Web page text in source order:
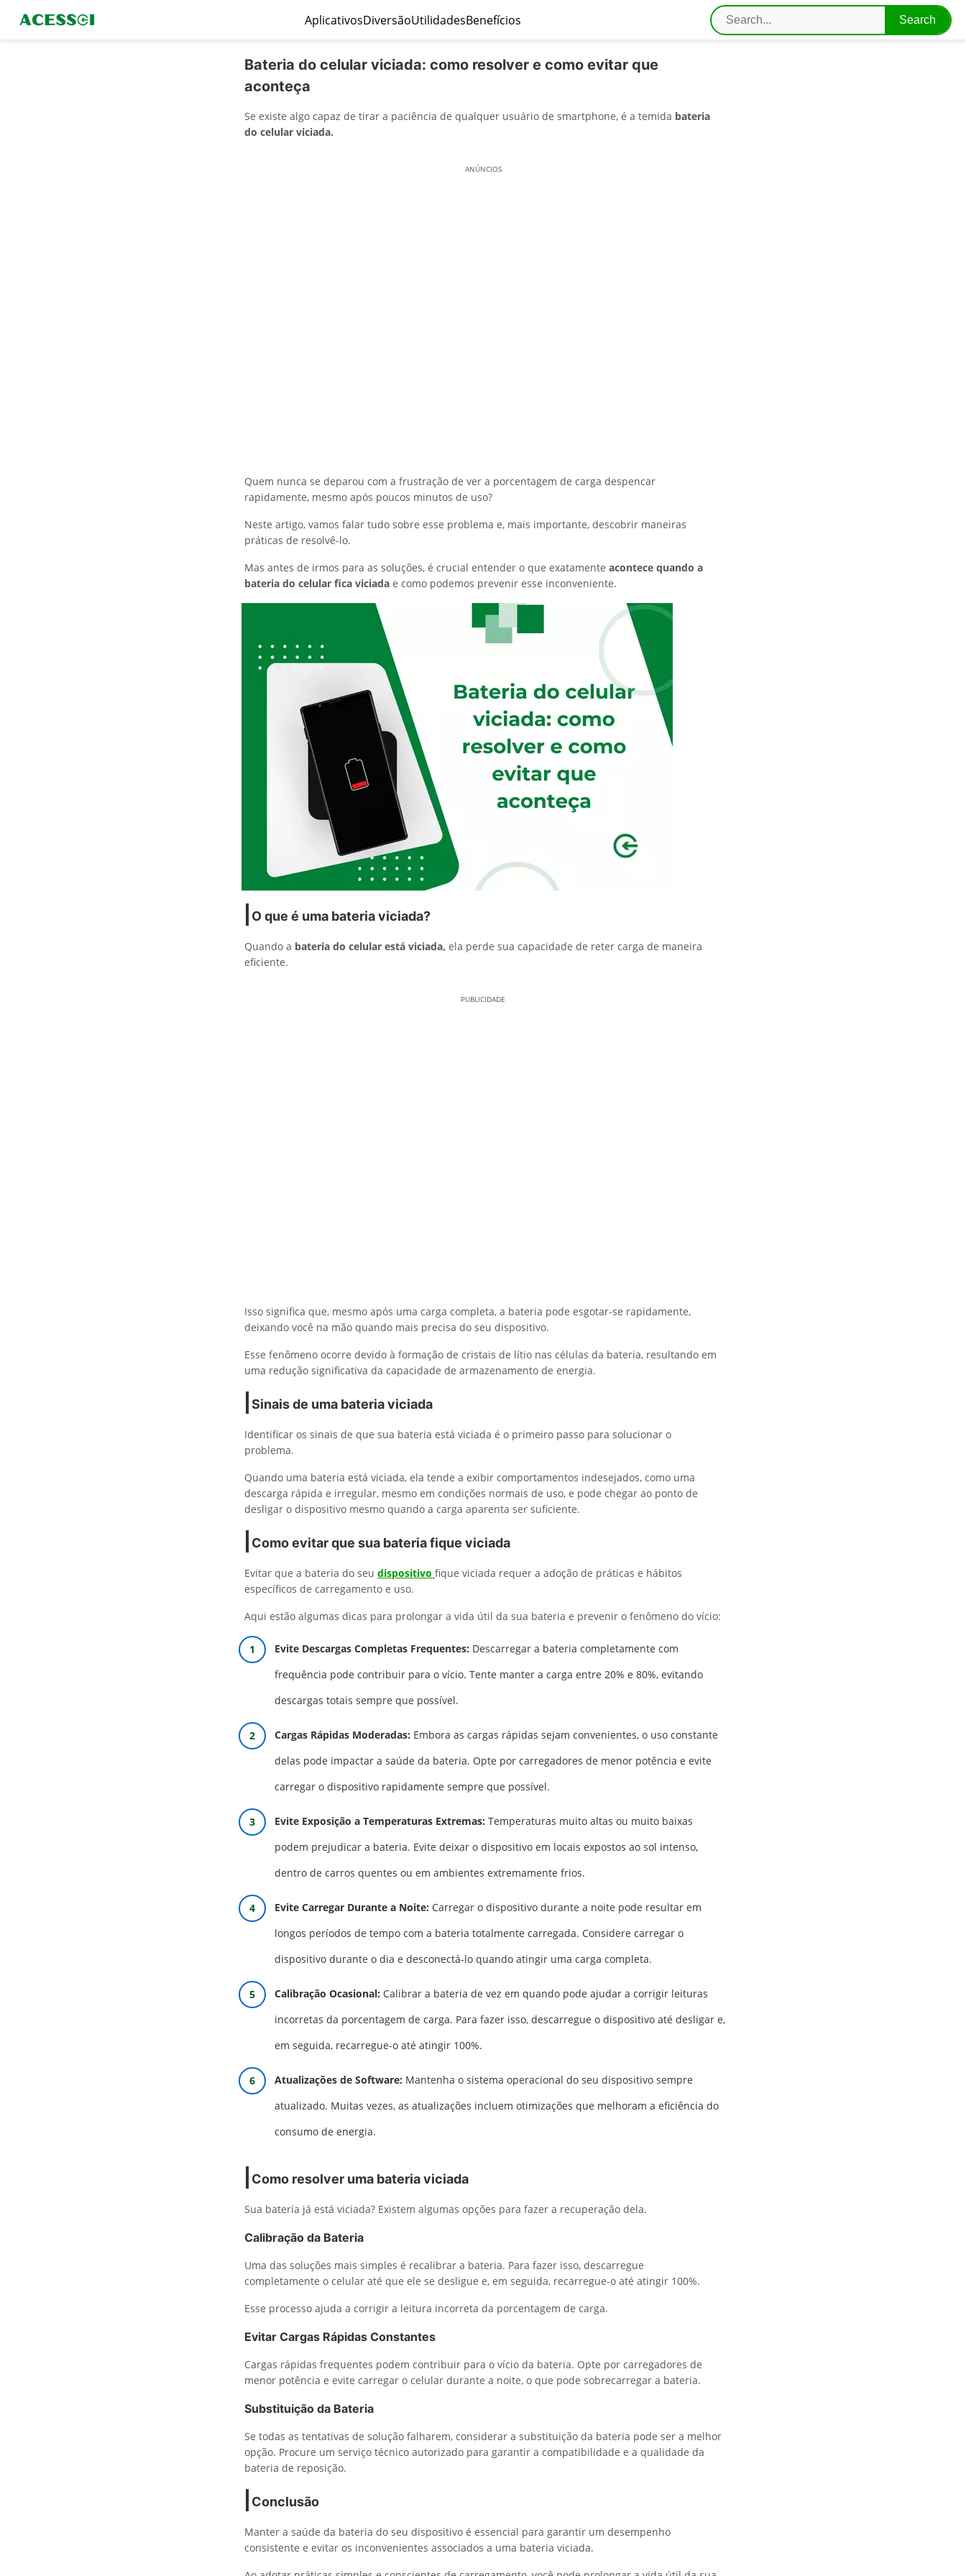
AplicativosDiversãoUtilidadesBenefícios
Bateria do celular viciada: como resolver e como evitar que
aconteça
Se existe algo capaz de tirar a paciência de qualquer usuário de smartphone, é a temida bateria
do celular viciada.
ANÚNCIOS
Quem nunca se deparou com a frustração de ver a porcentagem de carga despencar
rapidamente, mesmo após poucos minutos de uso?
Neste artigo, vamos falar tudo sobre esse problema e, mais importante, descobrir maneiras
práticas de resolvê-lo.
Mas antes de irmos para as soluções, é crucial entender o que exatamente acontece quando a
bateria do celular fica viciada e como podemos prevenir esse inconveniente.
O que é uma bateria viciada?
Quando a bateria do celular está viciada, ela perde sua capacidade de reter carga de maneira
eficiente.
PUBLICIDADE
Isso significa que, mesmo após uma carga completa, a bateria pode esgotar-se rapidamente,
deixando você na mão quando mais precisa do seu dispositivo.
Esse fenômeno ocorre devido à formação de cristais de lítio nas células da bateria, resultando em
uma redução significativa da capacidade de armazenamento de energia.
Sinais de uma bateria viciada
Identificar os sinais de que sua bateria está viciada é o primeiro passo para solucionar o
problema.
Quando uma bateria está viciada, ela tende a exibir comportamentos indesejados, como uma
descarga rápida e irregular, mesmo em condições normais de uso, e pode chegar ao ponto de
desligar o dispositivo mesmo quando a carga aparenta ser suficiente.
Como evitar que sua bateria fique viciada
Evitar que a bateria do seu dispositivo fique viciada requer a adoção de práticas e hábitos
específicos de carregamento e uso.
Aqui estão algumas dicas para prolongar a vida útil da sua bateria e prevenir o fenômeno do vício:
Evite Descargas Completas Frequentes: Descarregar a bateria completamente com
frequência pode contribuir para o vício. Tente manter a carga entre 20% e 80%, evitando
descargas totais sempre que possível.
Cargas Rápidas Moderadas: Embora as cargas rápidas sejam convenientes, o uso constante
delas pode impactar a saúde da bateria. Opte por carregadores de menor potência e evite
carregar o dispositivo rapidamente sempre que possível.
Evite Exposição a Temperaturas Extremas: Temperaturas muito altas ou muito baixas
podem prejudicar a bateria. Evite deixar o dispositivo em locais expostos ao sol intenso,
dentro de carros quentes ou em ambientes extremamente frios.
Evite Carregar Durante a Noite: Carregar o dispositivo durante a noite pode resultar em
longos períodos de tempo com a bateria totalmente carregada. Considere carregar o
dispositivo durante o dia e desconectá-lo quando atingir uma carga completa.
Calibração Ocasional: Calibrar a bateria de vez em quando pode ajudar a corrigir leituras
incorretas da porcentagem de carga. Para fazer isso, descarregue o dispositivo até desligar e,
em seguida, recarregue-o até atingir 100%.
Atualizações de Software: Mantenha o sistema operacional do seu dispositivo sempre
atualizado. Muitas vezes, as atualizações incluem otimizações que melhoram a eficiência do
consumo de energia.
Como resolver uma bateria viciada
Sua bateria já está viciada? Existem algumas opções para fazer a recuperação dela.
Calibração da Bateria
Uma das soluções mais simples é recalibrar a bateria. Para fazer isso, descarregue
completamente o celular até que ele se desligue e, em seguida, recarregue-o até atingir 100%.
Esse processo ajuda a corrigir a leitura incorreta da porcentagem de carga.
Evitar Cargas Rápidas Constantes
Cargas rápidas frequentes podem contribuir para o vício da bateria. Opte por carregadores de
menor potência e evite carregar o celular durante a noite, o que pode sobrecarregar a bateria.
Substituição da Bateria
Se todas as tentativas de solução falharem, considerar a substituição da bateria pode ser a melhor
opção. Procure um serviço técnico autorizado para garantir a compatibilidade e a qualidade da
bateria de reposição.
Conclusão
Manter a saúde da bateria do seu dispositivo é essencial para garantir um desempenho
consistente e evitar os inconvenientes associados a uma bateria viciada.